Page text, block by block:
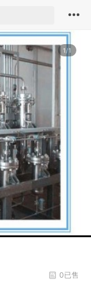
1/1
0已售